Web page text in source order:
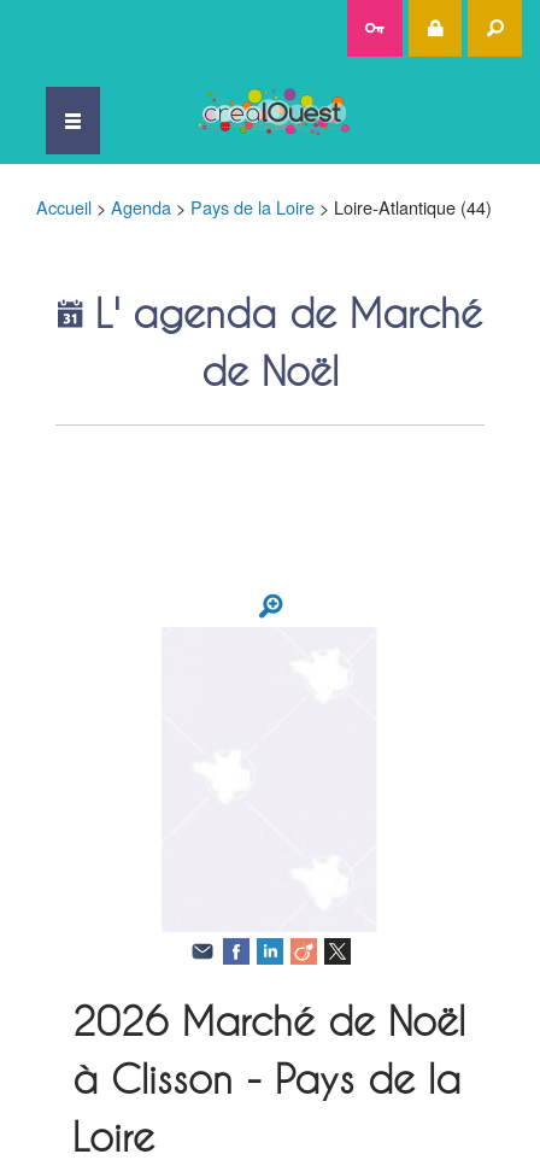
Accueil > Agenda > Pays de la Loire > Loire-Atlantique (44)
L' agenda de Marché
de Noël
2026 Marché de Noël
à Clisson - Pays de la
Loire